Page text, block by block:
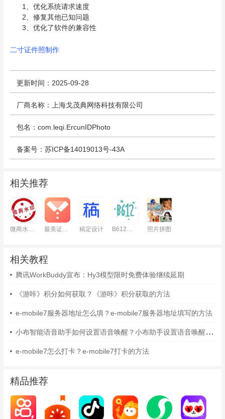
1、优化系统请求速度
2、修复其他已知问题
3、优化了软件的兼容性
二寸证件照制作
更新时间：2025-09-28
厂商名称：上海戈茂典网络科技有限公司
包名：com.leqi.ErcunIDPhoto
备案号：苏ICP备14019013号-43A
相关推荐
微商水印相机 最美证件照 稿定设计 B612咔叽 照片拼图
相关教程
腾讯WorkBuddy宣布：Hy3模型限时免费体验继续延期
《游咔》积分如何获取？《游咔》积分获取的方法
e-mobile7服务器地址怎么填？e-mobile7服务器地址填写的方法
小布智能语音助手如何设置语音唤醒？小布助手设置语音唤醒的方法
e-mobile7怎么打卡？e-mobile7打卡的方法
精品推荐